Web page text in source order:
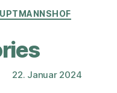
Veröffentlichungsdatum
22. Januar 2024